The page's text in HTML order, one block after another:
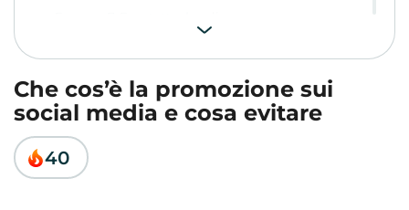
Errore n. 10. Non saper coinvolgere gli iscritti.
Conclusione
Che cos’è la promozione sui
social media e cosa evitare
40